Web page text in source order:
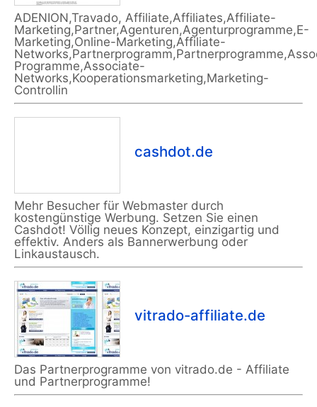
ADENION,Travado, Affiliate,Affiliates,Affiliate-
Marketing,Partner,Agenturen,Agenturprogramme,E-
Marketing,Online-Marketing,Affiliate-
Programme,Associate-
Networks,Kooperationsmarketing,Marketing-
Controllin
cashdot.de
Mehr Besucher für Webmaster durch
kostengünstige Werbung. Setzen Sie einen
Cashdot! Völlig neues Konzept, einzigartig und
effektiv. Anders als Bannerwerbung oder
Linkaustausch.
vitrado-affiliate.de
Das Partnerprogramme von vitrado.de - Affiliate
und Partnerprogramme!